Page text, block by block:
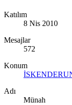
Katılım
8 Nis 2010
Mesajlar
572
Konum
Adı
Münah